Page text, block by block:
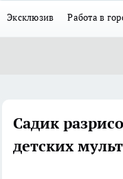
Эксклюзив Работа в
Садик
детских